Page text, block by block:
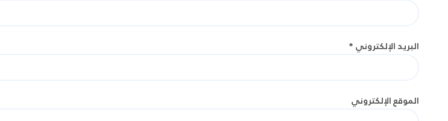
البريد الإلكتروني*
الموقع الإلكتروني